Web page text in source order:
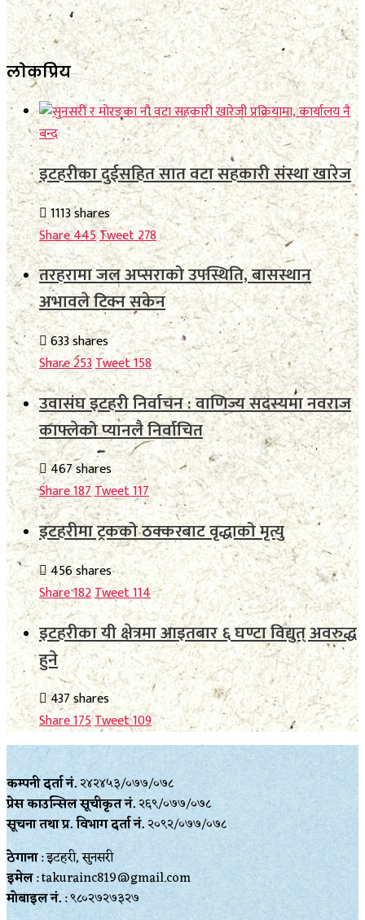
लाेकप्रिय
इटहरीका दुईसहित सात वटा सहकारी संस्था खारेज
1113 shares
Share445Tweet278
तरहरामा जल अप्सराको उपस्थिति, बासस्थान
अभावले टिक्न सकेन
633 shares
Share253Tweet158
उवासंघ इटहरी निर्वाचन : वाणिज्य सदस्यमा नवराज
काफ्लेको प्यानलै निर्वाचित
467 shares
Share187Tweet117
इटहरीमा ट्रकको ठक्करबाट वृद्धाको मृत्यु
456 shares
Share182Tweet114
इटहरीका यी क्षेत्रमा आइतबार ६ घण्टा विद्युत् अवरुद्ध
हुने
437 shares
Share175Tweet109
कम्पनी दर्ता नं.२४२४५३/०७७/०७८
प्रेस काउन्सिल सूचीकृत नं.२६९/०७७/०७८
सूचना तथा प्र‍. विभाग दर्ता नं.२०९२/०७७/०७८
ठेगाना: इटहरी, सुनसरी
इमेल: takurainc819@gmail.com
मोबाइल नं.: ९८०२७२७३२७